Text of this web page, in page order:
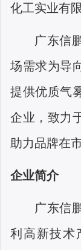
化工实业有
广东信
场需求为导
提供优质气
企业，致力
助力品牌在
企业简介
广东信
利高新技术